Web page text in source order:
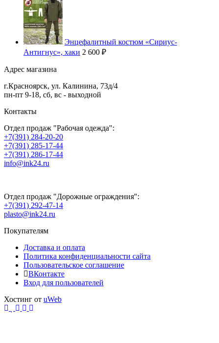
Энцефалитный костюм «Сириус-
Антигнус», хаки 2 600 ₽
Адрес магазина
г.Красноярск, ул. Калинина, 73д/4
пн-пт 9-18, сб, вс - выходной
Контакты
Отдел продаж "Рабочая одежда":
+7(391) 284-20-20
+7(391) 285-17-44
+7(391) 286-17-44
info@ink24.ru
Отдел продаж "Дорожные ограждения":
+7(391) 292-47-14
plasto@ink24.ru
Покупателям
Доставка и оплата
Политика конфиденциальности сайта
Пользовательское соглашение
ВКонтакте
Вход для пользователей
Хостинг от uWeb